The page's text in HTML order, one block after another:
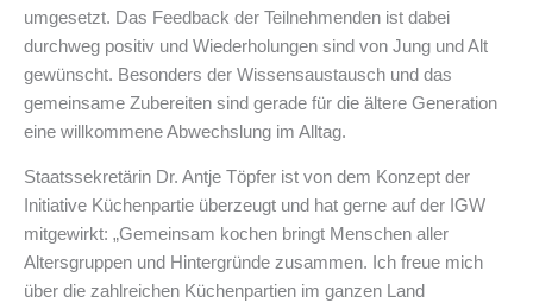
umgesetzt. Das Feedback der Teilnehmenden ist dabei
durchweg positiv und Wiederholungen sind von Jung und Alt
gewünscht. Besonders der Wissensaustausch und das
gemeinsame Zubereiten sind gerade für die ältere Generation
eine willkommene Abwechslung im Alltag.
Staatssekretärin Dr. Antje Töpfer ist von dem Konzept der
Initiative Küchenpartie überzeugt und hat gerne auf der IGW
mitgewirkt: „Gemeinsam kochen bringt Menschen aller
Altersgruppen und Hintergründe zusammen. Ich freue mich
über die zahlreichen Küchenpartien im ganzen Land